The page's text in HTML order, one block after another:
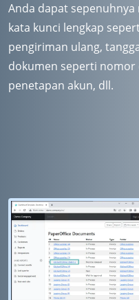
Anda dapat
kata kunci lengkap
pengiriman ulang,
dokumen seperti
penetapan akun, dll.